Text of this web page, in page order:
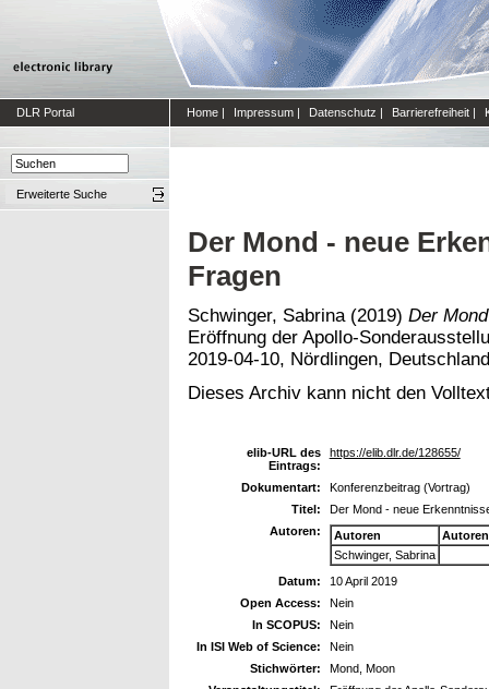
DLR Portal Home | Impressum | Datenschutz | Barrierefreiheit |
Erweiterte Suche
Der Mond - neue
Fragen
Schwinger, Sabrina (2019) Der
Eröffnung der Apollo-
2019-04-10, Nördlingen,
Dieses Archiv kann nicht den
elib-URL des
Eintrags:
https://elib.dlr.de/128655/
Dokumentart:
Konferenzbeitrag (Vortrag)
Titel:
Der Mond - neue
Autoren:
Autoren
Schwinger, Sabrina
Datum:
10 April 2019
Open Access:
Nein
In SCOPUS:
Nein
In ISI Web of Science:
Nein
Stichwörter:
Mond, Moon